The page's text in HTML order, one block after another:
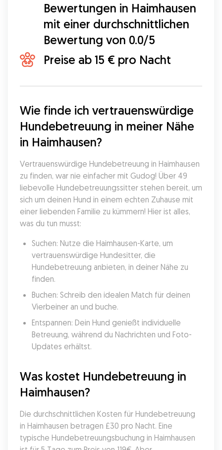
Bewertungen in Haimhausen
mit einer durchschnittlichen
Bewertung von 0.0/5
Preise ab 15 € pro Nacht
Wie finde ich vertrauenswürdige
Hundebetreuung in meiner Nähe
in Haimhausen?
Vertrauenswürdige Hundebetreuung in Haimhausen
zu finden, war nie einfacher mit Gudog! Über 49
liebevolle Hundebetreuungssitter stehen bereit, um
sich um deinen Hund in einem echten Zuhause mit
einer liebenden Familie zu kümmern! Hier ist alles,
was du tun musst:
Suchen: Nutze die Haimhausen-Karte, um
vertrauenswürdige Hundesitter, die
Hundebetreuung anbieten, in deiner Nähe zu
finden.
Buchen: Schreib den idealen Match für deinen
Vierbeiner an und buche.
Entspannen: Dein Hund genießt individuelle
Betreuung, während du Nachrichten und Foto-
Updates erhältst.
Was kostet Hundebetreuung in
Haimhausen?
Die durchschnittlichen Kosten für Hundebetreuung
in Haimhausen betragen £30 pro Nacht. Eine
typische Hundebetreuungsbuchung in Haimhausen